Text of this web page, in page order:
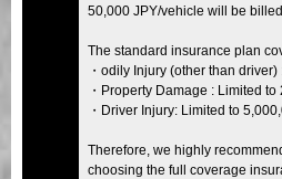
50,000 JPY/vehicle will be
The standard insurance plan
・odily Injury (other than
・Property Damage : Limited
・Driver Injury: Limited to
Therefore, we highly
choosing the full coverage